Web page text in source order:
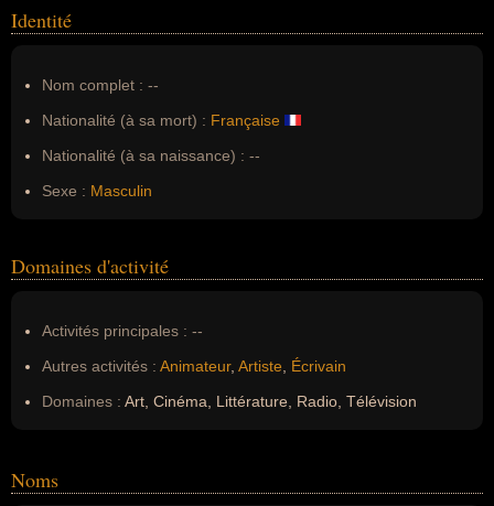
Identité
Nom complet : --
Nationalité (à sa mort) : Française
Nationalité (à sa naissance) : --
Sexe : Masculin
Domaines d'activité
Activités principales : --
Autres activités : Animateur, Artiste
Écrivain
Domaines : Art, Cinéma, Littérature, Radio, Télévision
Noms